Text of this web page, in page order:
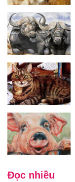
Đọc nhiều